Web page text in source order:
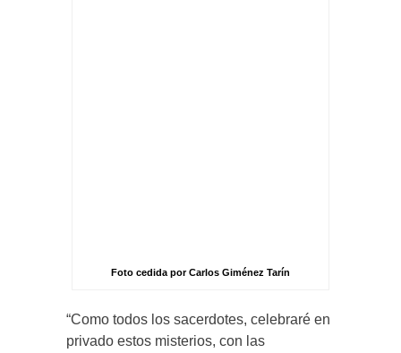
Foto cedida por Carlos Giménez Tarín
“Como todos los sacerdotes, celebraré en
privado estos misterios, con las